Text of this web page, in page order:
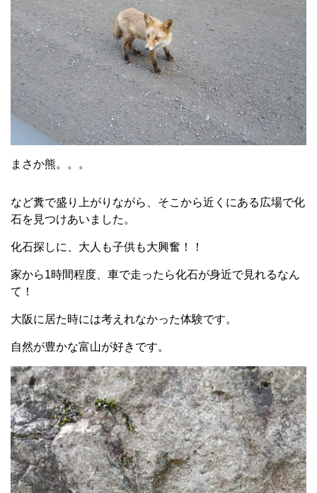
まさか熊。。。
など糞で盛り上がりながら、そこから近くにある広場で化
石を見つけあいました。
化石探しに、大人も子供も大興奮！！
家から1時間程度、車で走ったら化石が身近で見れるなん
て！
大阪に居た時には考えれなかった体験です。
自然が豊かな富山が好きです。